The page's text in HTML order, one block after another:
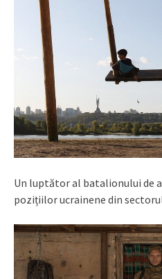
Un luptător al batalionului de
pozițiilor ucrainene din